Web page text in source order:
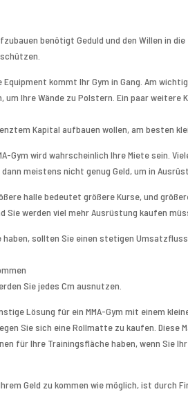
benötigt Geduld und den Willen in
kommt Ihr Gym in Gang. Am
um Ihre Wände zu Polstern. Ein paar weitere
Kapital aufbauen wollen, am besten
Gym wird wahrscheinlich Ihre Miete sein.
meistens nicht genug Geld, um in
halle bedeutet größere Kurse, und
Sie werden viel mehr Ausrüstung kaufen
haben, sollten Sie einen stetigen
Sie jedes Cm ausnutzen.
Lösung für ein MMA-Gym mit einem
Sie sich eine Rollmatte zu kaufen.
für Ihre Trainingsfläche haben, wenn Sie
Geld zu kommen wie möglich, ist durch